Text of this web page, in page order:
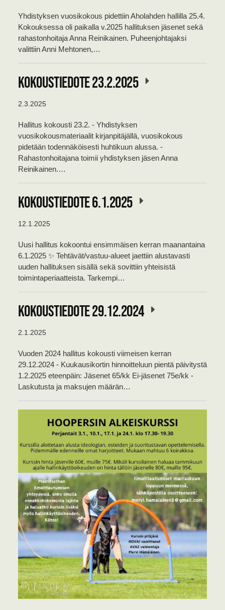
Yhdistyksen vuosikokous pidettiin Aholahden hallilla 25.4.
Kokouksessa oli paikalla v.2025 hallituksen jäsenet sekä
rahastonhoitaja Anna Reinikainen. Puheenjohtajaksi
valittiin Anni Mehtonen,…
Kokoustiedote 23.2.2025
2.3.2025
Hallitus kokousti 23.2. - Yhdistyksen
vuosikokousmateriaalit kirjanpitäjällä, vuosikokous
pidetään todennäköisesti huhtikuun alussa. -
Rahastonhoitajana toimii yhdistyksen jäsen Anna
Reinikainen.…
Kokoustiedote 6.1.2025
12.1.2025
Uusi hallitus kokoontui ensimmäisen kerran maanantaina
6.1.2025 ✨️ Tehtävät/vastuu-alueet jaettiin alustavasti
uuden hallituksen sisällä sekä sovittiin yhteisistä
toimintaperiaatteista. Tarkempi…
Kokoustiedote 29.12.2024
2.1.2025
Vuoden 2024 hallitus kokousti viimeisen kerran
29.12.2024 - Kuukausikortin hinnoitteluun pientä päivitystä
1.2.2025 eteenpäin: Jäsenet 65/kk Ei-jäsenet 75e/kk -
Laskutusta ja maksujen määrän…